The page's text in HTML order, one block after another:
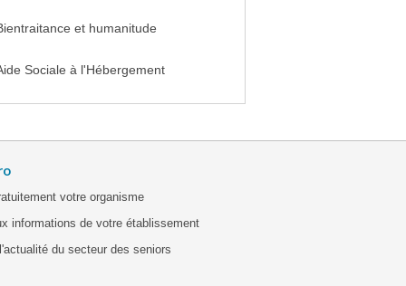
et humanitude
Sociale à l'Hébergement
votre organisme
informations de votre établissement
du secteur des seniors